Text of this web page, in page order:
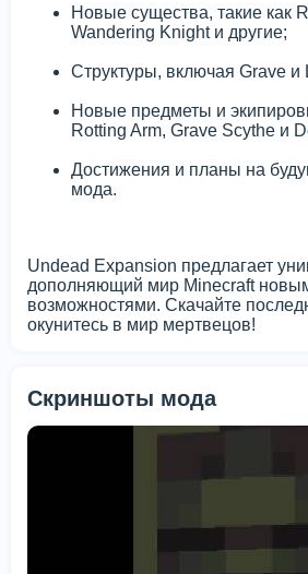
Новые существа, такие как
Wandering Knight и другие;
Структуры, включая Grave и
Новые предметы и
Rotting Arm, Grave Scythe и
Достижения и планы на
мода.
Undead Expansion предлагает
дополняющий мир Minecraft
возможностями. Скачайте
окунитесь в мир мертвецов!
Скриншоты мода